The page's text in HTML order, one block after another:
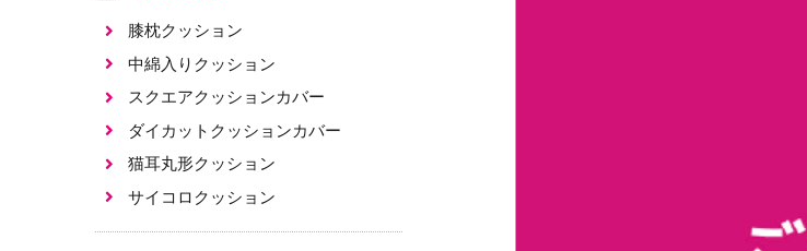
膝枕クッション
中綿入りクッション
スクエアクッションカバー
ダイカットクッションカバー
猫耳丸形クッション
サイコロクッション